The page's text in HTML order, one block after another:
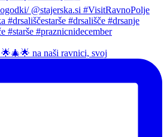
na naši ravnici, svoj